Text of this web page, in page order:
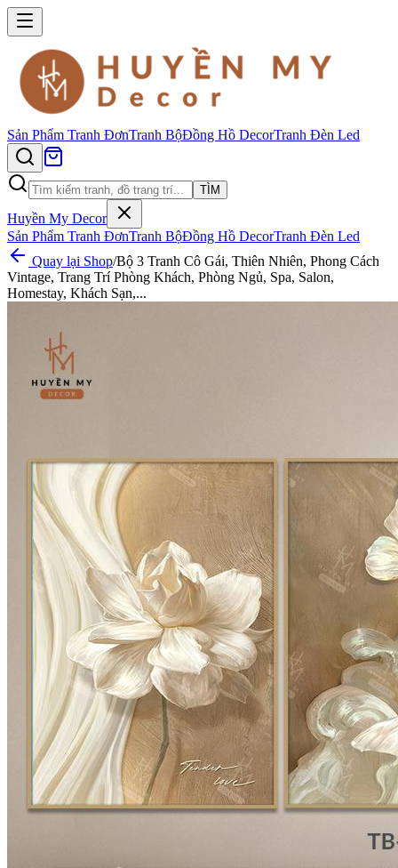
Sản Phẩm Tranh ĐơnTranh BộĐồng Hồ DecorTranh Đèn Led
TÌM
Huyền My Decor
Sản Phẩm Tranh ĐơnTranh BộĐồng Hồ DecorTranh Đèn Led
Quay lại Shop/Bộ 3 Tranh Cô Gái, Thiên Nhiên, Phong Cách
Vintage, Trang Trí Phòng Khách, Phòng Ngủ, Spa, Salon,
Homestay, Khách Sạn,...